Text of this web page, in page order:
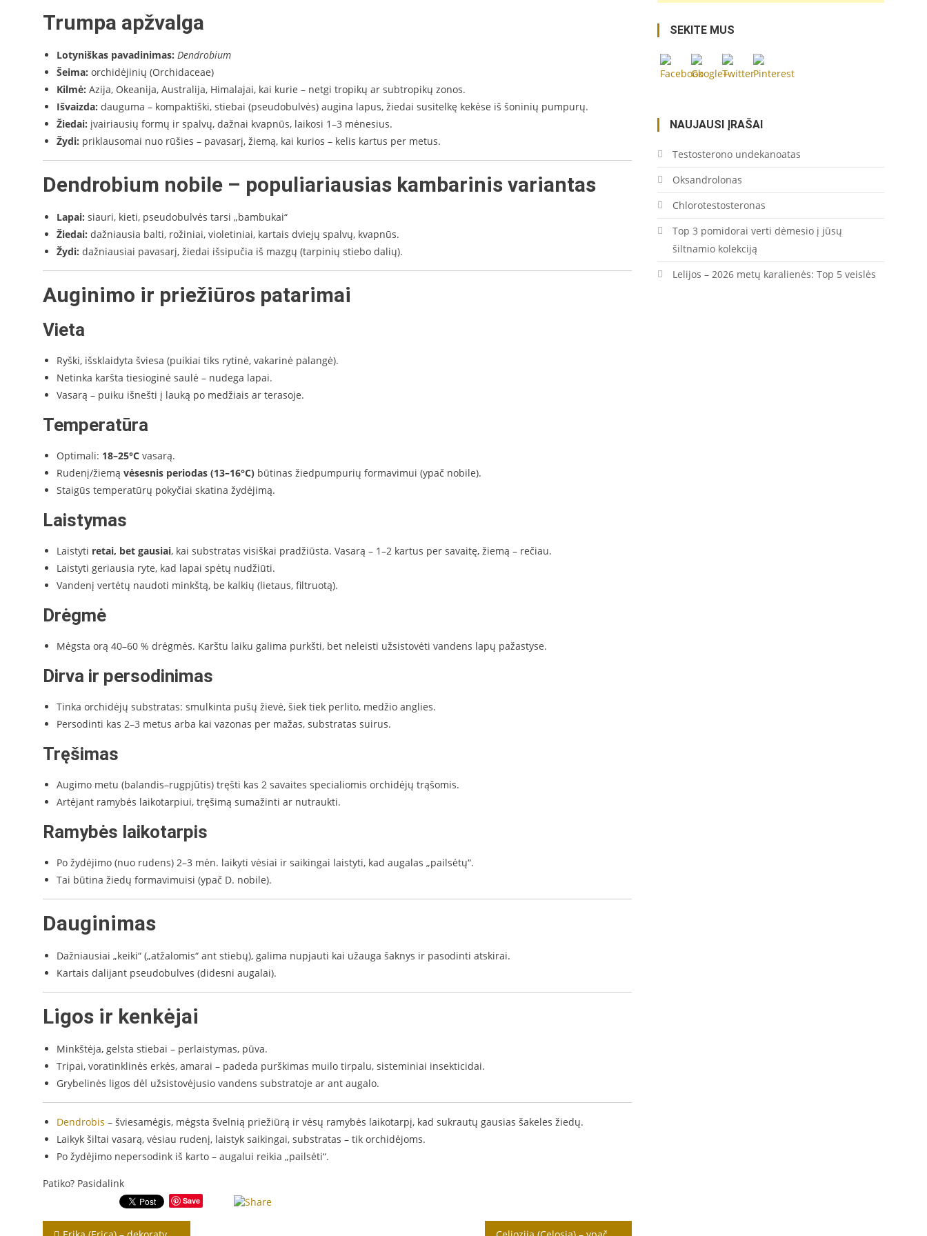
Trumpa apžvalga
Lotyniškas pavadinimas: Dendrobium
Šeima: orchidėjinių (Orchidaceae)
Kilmė: Azija, Okeanija, Australija, Himalajai, kai kurie – netgi tropikų ar subtropikų zonos.
Išvaizda: dauguma – kompaktiški, stiebai (pseudobulvės) augina lapus, žiedai susitelkę kekėse iš šoninių pumpurų.
Žiedai: įvairiausių formų ir spalvų, dažnai kvapnūs, laikosi 1–3 mėnesius.
Žydi: priklausomai nuo rūšies – pavasarį, žiemą, kai kurios – kelis kartus per metus.
Dendrobium nobile – populiariausias kambarinis variantas
Lapai: siauri, kieti, pseudobulvės tarsi „bambukai“
Žiedai: dažniausia balti, rožiniai, violetiniai, kartais dviejų spalvų, kvapnūs.
Žydi: dažniausiai pavasarį, žiedai išsipučia iš mazgų (tarpinių stiebo dalių).
Auginimo ir priežiūros patarimai
Vieta
Ryški, išsklaidyta šviesa (puikiai tiks rytinė, vakarinė palangė).
Netinka karšta tiesioginė saulė – nudega lapai.
Vasarą – puiku išnešti į lauką po medžiais ar terasoje.
Temperatūra
Optimali: 18–25°C vasarą.
Rudenį/žiemą vėsesnis periodas (13–16°C) būtinas žiedpumpurių formavimui (ypač nobile).
Staigūs temperatūrų pokyčiai skatina žydėjimą.
Laistymas
Laistyti retai, bet gausiai, kai substratas visiškai pradžiūsta. Vasarą – 1–2 kartus per savaitę, žiemą – rečiau.
Laistyti geriausia ryte, kad lapai spėtų nudžiūti.
Vandenį vertėtų naudoti minkštą, be kalkių (lietaus, filtruotą).
Drėgmė
Mėgsta orą 40–60 % drėgmės. Karštu laiku galima purkšti, bet neleisti užsistovėti vandens lapų pažastyse.
Dirva ir persodinimas
Tinka orchidėjų substratas: smulkinta pušų žievė, šiek tiek perlito, medžio anglies.
Persodinti kas 2–3 metus arba kai vazonas per mažas, substratas suirus.
Tręšimas
Augimo metu (balandis–rugpjūtis) tręšti kas 2 savaites specialiomis orchidėjų trąšomis.
Artėjant ramybės laikotarpiui, tręšimą sumažinti ar nutraukti.
Ramybės laikotarpis
Po žydėjimo (nuo rudens) 2–3 mėn. laikyti vėsiai ir saikingai laistyti, kad augalas „pailsėtų“.
Tai būtina žiedų formavimuisi (ypač D. nobile).
Dauginimas
Dažniausiai „keiki“ („atžalomis“ ant stiebų), galima nupjauti kai užauga šaknys ir pasodinti atskirai.
Kartais dalijant pseudobulves (didesni augalai).
Ligos ir kenkėjai
Minkštėja, gelsta stiebai – perlaistymas, pūva.
Tripai, voratinklinės erkės, amarai – padeda purškimas muilo tirpalu, sisteminiai insekticidai.
Grybelinės ligos dėl užsistovėjusio vandens substratoje ar ant augalo.
Dendrobis – šviesamėgis, mėgsta švelnią priežiūrą ir vėsų ramybės laikotarpį, kad sukrautų gausias šakeles žiedų.
Laikyk šiltai vasarą, vėsiau rudenį, laistyk saikingai, substratas – tik orchidėjoms.
Po žydėjimo nepersodink iš karto – augalui reikia „pailsėti“.
Patiko? Pasidalink
Save
SEKITE MUS
gausi-
gentis/">
NAUJAUSI ĮRAŠAI
Testosterono undekanoatas
Oksandrolonas
Chlorotestosteronas
Top 3 pomidorai verti dėmesio į jūsų
šiltnamio kolekciją
Lelijos – 2026 metų karalienės: Top 5 veislės